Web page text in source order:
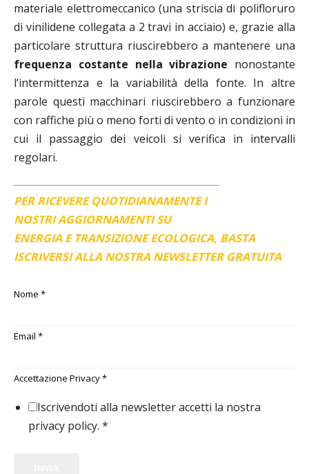
materiale elettromeccanico (una striscia di polifloruro
di vinilidene collegata a 2 travi in acciaio) e, grazie alla
particolare struttura riuscirebbero a mantenere una
frequenza costante nella vibrazione nonostante
l’intermittenza e la variabilità della fonte. In altre
parole questi macchinari riuscirebbero a funzionare
con raffiche più o meno forti di vento o in condizioni in
cui il passaggio dei veicoli si verifica in intervalli
regolari.
PER RICEVERE QUOTIDIANAMENTE I
NOSTRI AGGIORNAMENTI SU
ENERGIA E TRANSIZIONE ECOLOGICA, BASTA
ISCRIVERSI ALLA NOSTRA NEWSLETTER GRATUITA
Nome *
Email *
Accettazione Privacy*
Iscrivendoti alla newsletter accetti la nostra
privacy policy. *